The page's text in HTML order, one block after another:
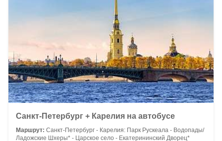
Санкт-Петербург + Карелия на автобусе
Маршрут: Санкт-Петербург - Карелия: Парк Рускеала - Водопады/
Ладожские Шхеры* - Царское село - Екатерининский Дворец*